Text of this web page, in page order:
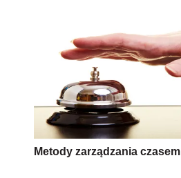
Metody zarządzania czasem